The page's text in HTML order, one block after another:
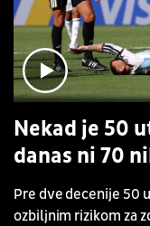
Nekad je 50
danas ni 70
Pre dve decenije 50
ozbiljnim rizikom za